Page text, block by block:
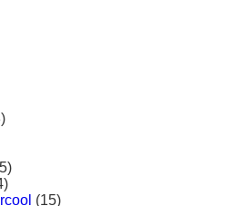
(15)